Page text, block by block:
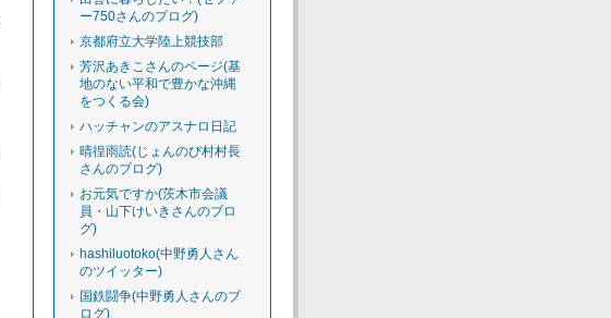
ー750さんのプログ)
京都府立大学陸上競技部
芳沢あきこさんのページ(基
地のない平和で豊かな沖縄
をつくる会)
ハッチャンのアスナロ日記
晴徨雨読(じょんのび村村長
さんのブログ)
お元気ですか(茨木市会議
員・山下けいきさんのブロ
グ)
hashiluotoko(中野勇人さん
のツイッター)
国鉄闘争(中野勇人さんのブ
ログ)